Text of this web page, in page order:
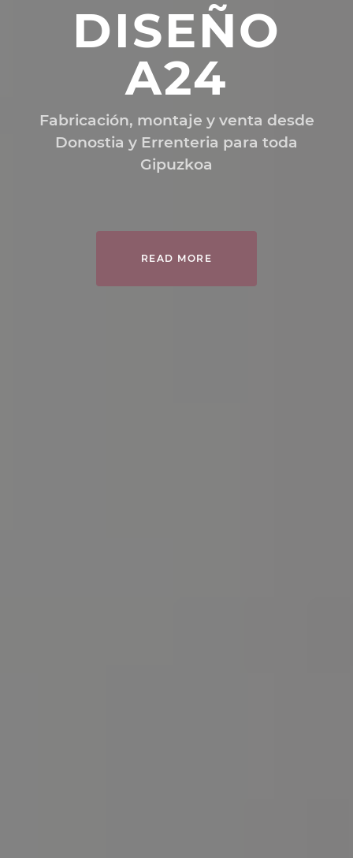
DISEÑO
A24
Fabricación, montaje y venta desde
Donostia y Errenteria para toda
Gipuzkoa
READ MORE